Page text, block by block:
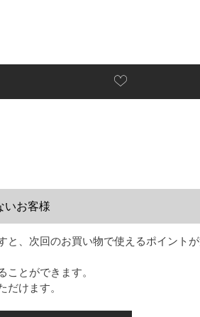
いお客様
と、次回のお買い物で使えるポイントが
ことができます。
だけます。